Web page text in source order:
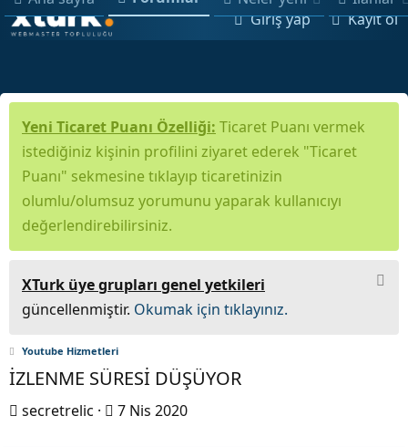
Giriş yap Kayıt ol
Yeni Ticaret Puanı Özelliği: Ticaret Puanı vermek
istediğiniz kişinin profilini ziyaret ederek "Ticaret
Puanı" sekmesine tıklayıp ticaretinizin
olumlu/olumsuz yorumunu yaparak kullanıcıyı
değerlendirebilirsiniz.
XTurk üye grupları genel yetkileri
güncellenmiştir. Okumak için tıklayınız.
Youtube Hizmetleri
İZLENME SÜRESİ DÜŞÜYOR
K
secretrelic
B
7 Nis 2020